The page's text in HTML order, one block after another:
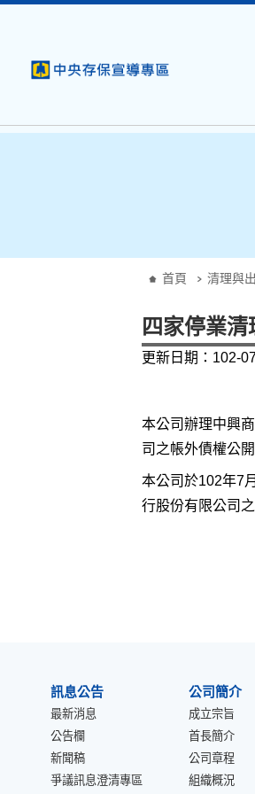
首頁 清理與
四家停業
更新日期：102-
本公司辦理中興
司之帳外債權公
本公司於102年7
行股份有限公司
訊息公告
最新消息
公告欄
新聞稿
爭議訊息澄清專區
公司簡介
成立宗旨
首長簡介
公司章程
組織概況